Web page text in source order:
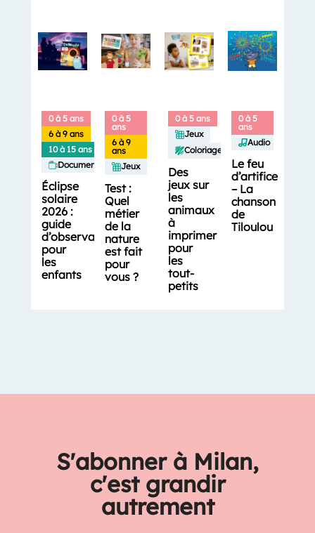
0 à 5 ans
6 à 9 ans
10 à 15 ans
Documentaires
Éclipse
solaire
2026 :
guide
d’observation
pour
les
enfants
0 à 5
ans
6 à 9
ans
Jeux
Test :
Quel
métier
de la
nature
est fait
pour
vous ?
0 à 5 ans
Jeux
Coloriages
Des
jeux sur
les
animaux
à
imprimer
pour
les
tout-
petits
0 à 5
ans
Audio
Le feu
d’artifice
– La
chanson
de
Tiloulou
S'abonner à Milan,
c'est grandir
autrement